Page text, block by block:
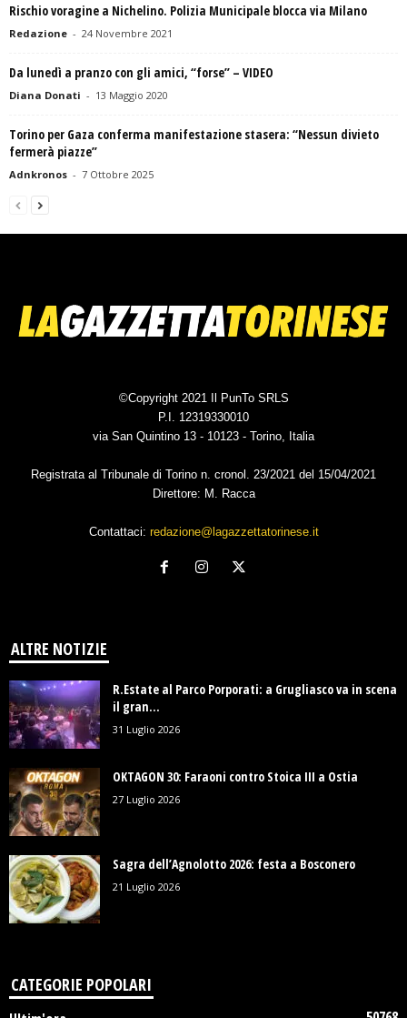
Rischio voragine a Nichelino. Polizia Municipale blocca via Milano
Redazione - 24 Novembre 2021
Da lunedì a pranzo con gli amici, “forse” – VIDEO
Diana Donati - 13 Maggio 2020
Torino per Gaza conferma manifestazione stasera: “Nessun divieto
fermerà piazze”
Adnkronos - 7 Ottobre 2025
©Copyright 2021 Il PunTo SRLS
P.I. 12319330010
via San Quintino 13 - 10123 - Torino, Italia
Registrata al Tribunale di Torino n. cronol. 23/2021 del 15/04/2021
Direttore: M. Racca
Contattaci: redazione@lagazzettatorinese.it
ALTRE NOTIZIE
R.Estate al Parco Porporati: a Grugliasco va in scena
il gran...
31 Luglio 2026
OKTAGON 30: Faraoni contro Stoica III a Ostia
27 Luglio 2026
Sagra dell’Agnolotto 2026: festa a Bosconero
21 Luglio 2026
CATEGORIE POPOLARI